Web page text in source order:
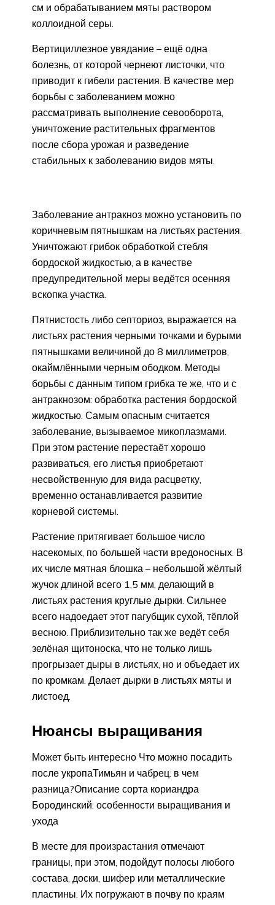
см и обрабатыванием мяты раствором
коллоидной серы.
Вертициллезное увядание – ещё одна
болезнь, от которой чернеют листочки, что
приводит к гибели растения. В качестве мер
борьбы с заболеванием можно
рассматривать выполнение севооборота,
уничтожение растительных фрагментов
после сбора урожая и разведение
стабильных к заболеванию видов мяты.
Заболевание антракноз можно установить по
коричневым пятнышкам на листьях растения.
Уничтожают грибок обработкой стебля
бордоской жидкостью, а в качестве
предупредительной меры ведётся осенняя
вскопка участка.
Пятнистость либо септориоз, выражается на
листьях растения черными точками и бурыми
пятнышками величиной до 8 миллиметров,
окаймлёнными черным ободком. Методы
борьбы с данным типом грибка те же, что и с
антракнозом: обработка растения бордоской
жидкостью. Самым опасным считается
заболевание, вызываемое микоплазмами.
При этом растение перестаёт хорошо
развиваться, его листья приобретают
несвойственную для вида расцветку,
временно останавливается развитие
корневой системы.
Растение притягивает большое число
насекомых, по большей части вредоносных. В
их числе мятная блошка – небольшой жёлтый
жучок длиной всего 1,5 мм, делающий в
листьях растения круглые дырки. Сильнее
всего надоедает этот пагубщик сухой, тёплой
весною. Приблизительно так же ведёт себя
зелёная щитоноска, что не только лишь
прогрызает дыры в листьях, но и объедает их
по кромкам. Делает дырки в листьях мяты и
листоед.
Нюансы выращивания
Может быть интересно Что можно посадить
после укропаТимьян и чабрец: в чем
разница?Описание сорта кориандра
Бородинский: особенности выращивания и
ухода
В месте для произрастания отмечают
границы, при этом, подойдут полосы любого
состава, доски, шифер или металлические
пластины. Их погружают в почву по краям